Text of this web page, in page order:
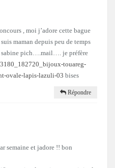
, moi j’adore cette bague
maman depuis peu de temps
sabine pich….mail…. je préfère
touareg-
ovale-lapis-lazuli-03 bises
Répondre
semaine et jadore !! bon